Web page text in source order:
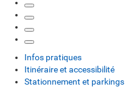
Infos pratiques
Itinéraire et accessibilité
Stationnement et parkings